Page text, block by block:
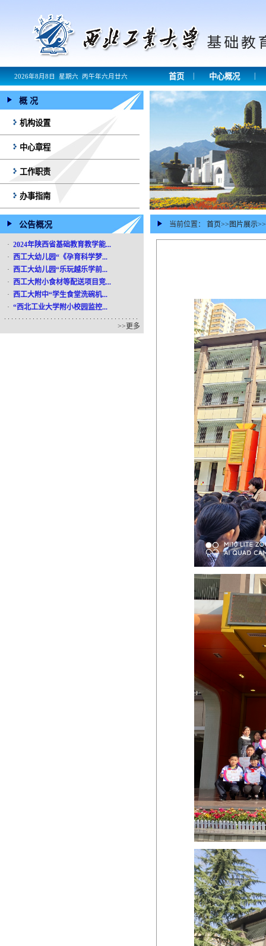
2026年8月8日 星期六 丙午年六月廿六 首页 中心概况
概 况
机构设置
中心章程
工作职责
办事指南
公告概况
· 2024年陕西省基础教育教学能...
· 西工大幼儿园“《孕育科学梦...
· 西工大幼儿园“乐玩越乐学前...
· 西工大附小食材等配送项目竞...
· 西工大附中“学生食堂洗碗机...
· “西北工业大学附小校园监控...
>>更多
当前位置： 首页>>图片展示>>